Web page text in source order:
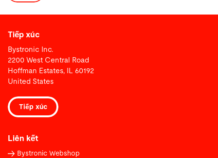
Tiếp xúc
Bystronic Inc.
2200 West Central Road
Hoffman Estates, IL 60192
United States
Tiếp xúc
Liên kết
Bystronic Webshop